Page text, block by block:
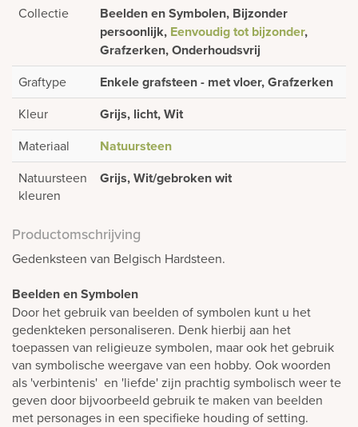
Collectie
Beelden en Symbolen, Bijzonder
persoonlijk, Eenvoudig tot bijzonder,
Grafzerken, Onderhoudsvrij
Graftype Enkele grafsteen - met vloer, Grafzerken
Kleur Grijs, licht, Wit
Materiaal Natuursteen
Natuursteen
kleuren
Grijs, Wit/gebroken wit
Productomschrijving
Gedenksteen van Belgisch Hardsteen.
Beelden en Symbolen
Door het gebruik van beelden of symbolen kunt u het
gedenkteken personaliseren. Denk hierbij aan het
toepassen van religieuze symbolen, maar ook het gebruik
van symbolische weergave van een hobby. Ook woorden
als 'verbintenis' en 'liefde' zijn prachtig symbolisch weer te
geven door bijvoorbeeld gebruik te maken van beelden
met personages in een specifieke houding of setting.